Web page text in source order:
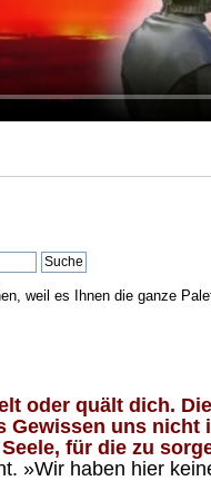
weil es Ihnen die ganze
oder quält dich.
Gewissen uns
für die zu
»Wir haben hier